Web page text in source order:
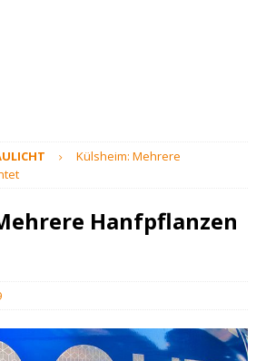
Külsheim: Mehrere
Hanfpflanzen